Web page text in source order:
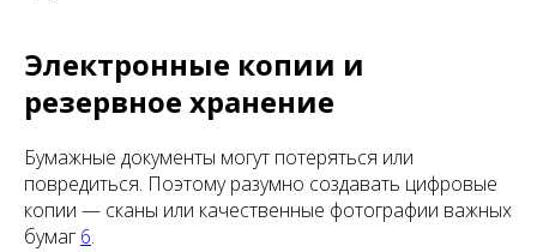
Электронные копии и
резервное хранение
Бумажные документы могут потеряться или
повредиться. Поэтому разумно создавать цифровые
копии — сканы или качественные фотографии важных
бумаг 6.